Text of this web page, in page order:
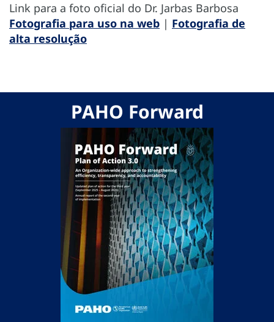
Link para a foto oficial do Dr. Jarbas Barbosa
Fotografia para uso na web | Fotografia de
alta resolução
PAHO Forward